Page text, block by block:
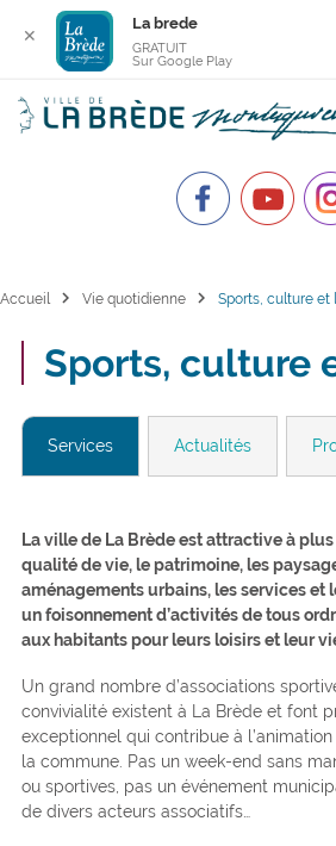
Accueil chevron_right Vie quotidienne chevron_right Sports, culture et
Sports, culture
Services Actualités
La ville de La Brède est attractive à
qualité de vie, le patrimoine, les
aménagements urbains, les services et
un foisonnement d’activités de tous
aux habitants pour leurs loisirs et leur
Un grand nombre d’associations
convivialité existent à La Brède et font
exceptionnel qui contribue à
la commune. Pas un week-end sans
ou sportives, pas un événement
de divers acteurs associatifs…
✕
La brede
GRATUIT
Sur Google Play